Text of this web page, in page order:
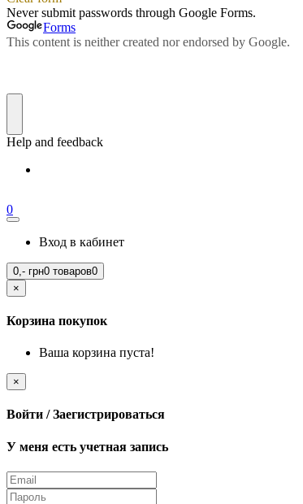
0
Вход в кабинет
0,- грн0 товаров0
×
Корзина покупок
Ваша корзина пуста!
×
Войти / Заегистрироваться
У меня есть учетная запись